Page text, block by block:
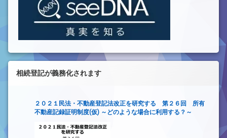
相続登記が義務化されます
２０２１民法・不動産登記法改正を研究する 第２６回 所有
不動産記録証明制度(仮) ～どのような場合に利用する？～